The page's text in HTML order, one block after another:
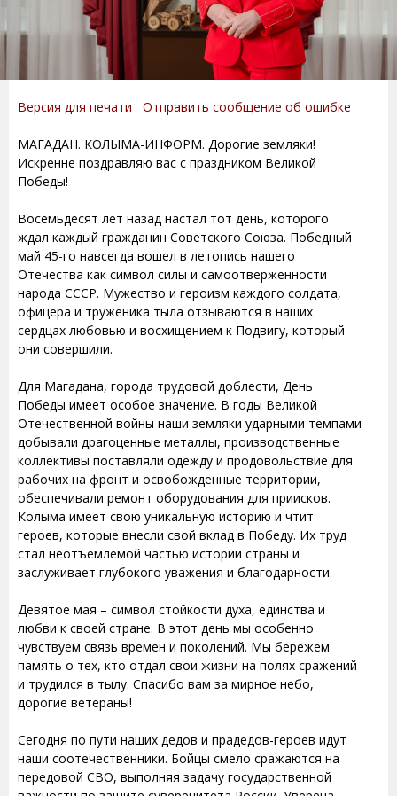
Версия для печати Отправить сообщение об ошибке
МАГАДАН. КОЛЫМА-ИНФОРМ. Дорогие земляки!
Искренне поздравляю вас с праздником Великой
Победы!
Восемьдесят лет назад настал тот день, которого
ждал каждый гражданин Советского Союза. Победный
май 45-го навсегда вошел в летопись нашего
Отечества как символ силы и самоотверженности
народа СССР. Мужество и героизм каждого солдата,
офицера и труженика тыла отзываются в наших
сердцах любовью и восхищением к Подвигу, который
они совершили.
Для Магадана, города трудовой доблести, День
Победы имеет особое значение. В годы Великой
Отечественной войны наши земляки ударными темпами
добывали драгоценные металлы, производственные
коллективы поставляли одежду и продовольствие для
рабочих на фронт и освобожденные территории,
обеспечивали ремонт оборудования для приисков.
Колыма имеет свою уникальную историю и чтит
героев, которые внесли свой вклад в Победу. Их труд
стал неотъемлемой частью истории страны и
заслуживает глубокого уважения и благодарности.
Девятое мая – символ стойкости духа, единства и
любви к своей стране. В этот день мы особенно
чувствуем связь времен и поколений. Мы бережем
память о тех, кто отдал свои жизни на полях сражений
и трудился в тылу. Спасибо вам за мирное небо,
дорогие ветераны!
Сегодня по пути наших дедов и прадедов-героев идут
наши соотечественники. Бойцы смело сражаются на
передовой СВО, выполняя задачу государственной